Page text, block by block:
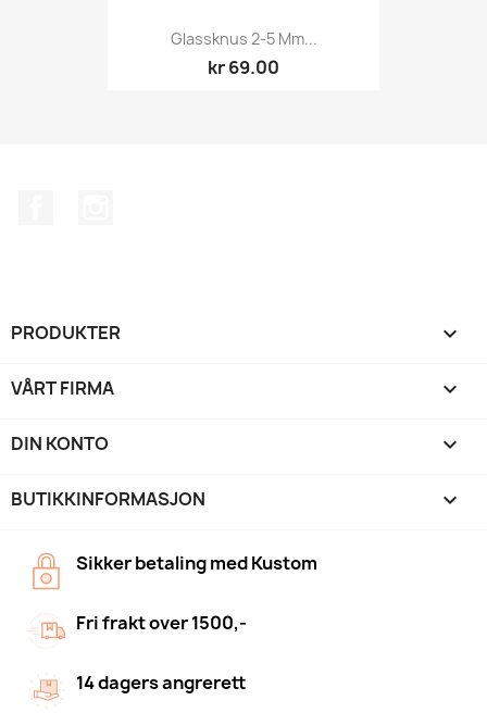
Glassknus 2-5 Mm...
kr 69.00
PRODUKTER 
VÅRT FIRMA 
DIN KONTO 
BUTIKKINFORMASJON keyboard_arrow_down
Sikker betaling med Kustom
Fri frakt over 1500,-
14 dagers angrerett